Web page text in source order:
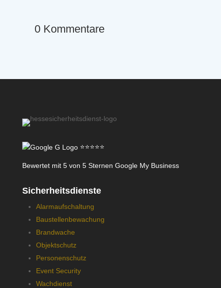
0 Kommentare
⭐⭐⭐⭐⭐
Bewertet mit 5 von 5 Sternen Google My Business
Sicherheitsdienste
Alarmaufschaltung
Baustellenbewachung
Brandwache
Objektschutz
Personenschutz
Event Security
Wachdienst